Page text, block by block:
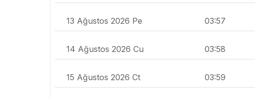
13 Ağustos 2026 Pe 03:57
14 Ağustos 2026 Cu 03:58
15 Ağustos 2026 Ct 03:59